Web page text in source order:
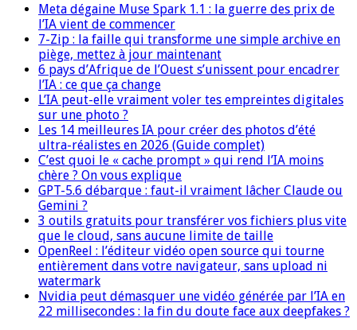
Meta dégaine Muse Spark 1.1 : la guerre des prix de
l’IA vient de commencer
7-Zip : la faille qui transforme une simple archive en
piège, mettez à jour maintenant
6 pays d’Afrique de l’Ouest s’unissent pour encadrer
l’IA : ce que ça change
L’IA peut-elle vraiment voler tes empreintes digitales
sur une photo ?
Les 14 meilleures IA pour créer des photos d’été
ultra-réalistes en 2026 (Guide complet)
C’est quoi le « cache prompt » qui rend l’IA moins
chère ? On vous explique
GPT-5.6 débarque : faut-il vraiment lâcher Claude ou
Gemini ?
3 outils gratuits pour transférer vos fichiers plus vite
que le cloud, sans aucune limite de taille
OpenReel : l’éditeur vidéo open source qui tourne
entièrement dans votre navigateur, sans upload ni
watermark
Nvidia peut démasquer une vidéo générée par l’IA en
22 millisecondes : la fin du doute face aux deepfakes ?